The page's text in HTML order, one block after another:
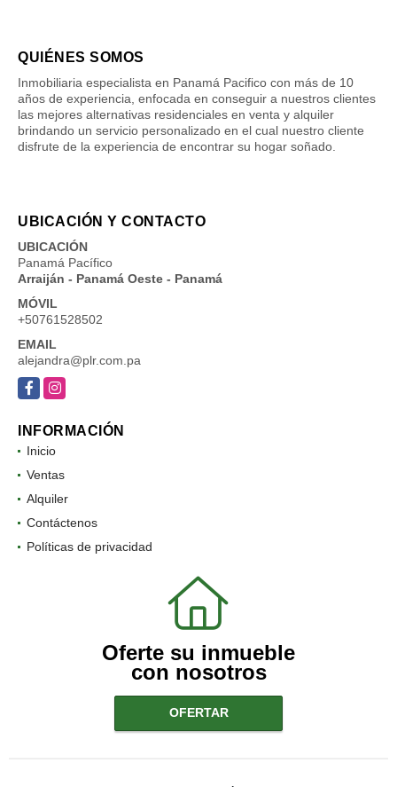
QUIÉNES SOMOS
Inmobiliaria especialista en Panamá Pacifico con más de 10
años de experiencia, enfocada en conseguir a nuestros clientes
las mejores alternativas residenciales en venta y alquiler
brindando un servicio personalizado en el cual nuestro cliente
disfrute de la experiencia de encontrar su hogar soñado.
UBICACIÓN Y CONTACTO
UBICACIÓN
Panamá Pacífico
Arraiján - Panamá Oeste - Panamá
MÓVIL
+50761528502
EMAIL
alejandra@plr.com.pa
FacebookInstagram
INFORMACIÓN
Inicio
Ventas
Alquiler
Contáctenos
Políticas de privacidad
Oferte su inmueble
con nosotros
OFERTAR